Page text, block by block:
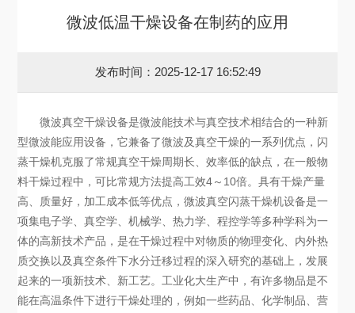
微波低温干燥设备在制药的应用
发布时间：2025-12-17 16:52:49
微波真空干燥设备是微波能技术与真空技术相结合的一种新
型微波能应用设备，它兼备了微波及真空干燥的一系列优点，闪
蒸干燥机克服了常规真空干燥周期长、效率低的缺点，在一般物
料干燥过程中，可比常规方法提高工效4～10倍。具有干燥产量
高、质量好，加工成本低等优点，微波真空闪蒸干燥机设备是一
项集电子学、真空学、机械学、热力学、程控学等多种学科为一
体的高新技术产品，是在干燥过程中对物质的物理变化、内外热
质交换以及真空条件下水分迁移过程的深入研究的基础上，发展
起来的一项新技术、新工艺。工业化大生产中，有许多物品是不
能在高温条件下进行干燥处理的，例如一些药品、化学制品、营